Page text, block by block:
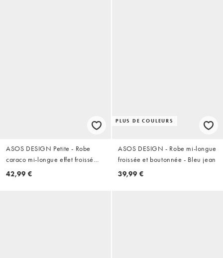
ASOS DESIGN Petite - Robe
caraco mi-longue effet froissé
nouée dans le dos avec taille
42,99 €
PLUS DE COULEURS
ASOS DESIGN - Robe mi-longue
froissée et boutonnée - Bleu jean
39,99 €